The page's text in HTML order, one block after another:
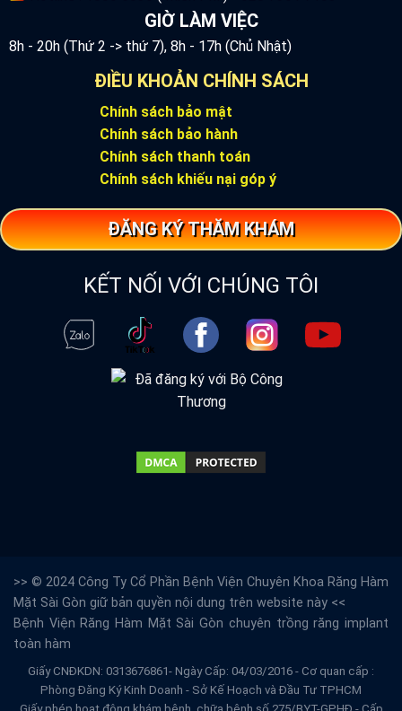
GIỜ LÀM VIỆC
8h - 20h (Thứ 2 -> thứ 7), 8h - 17h (Chủ Nhật)
ĐIỀU KHOẢN CHÍNH SÁCH
Chính sách bảo mật
Chính sách bảo hành
Chính sách thanh toán
Chính sách khiếu nại góp ý
ĐĂNG KÝ THĂM KHÁM
KẾT NỐI VỚI CHÚNG TÔI
>> © 2024 Công Ty Cổ Phần Bệnh Viện Chuyên Khoa Răng Hàm
Mặt Sài Gòn giữ bản quyền nội dung trên website này <<
Bệnh Viện Răng Hàm Mặt Sài Gòn chuyên trồng răng implant
toàn hàm
Giấy CNĐKDN: 0313676861- Ngày Cấp: 04/03/2016 - Cơ quan cấp :
Phòng Đăng Ký Kinh Doanh - Sở Kế Hoạch và Đầu Tư TPHCM